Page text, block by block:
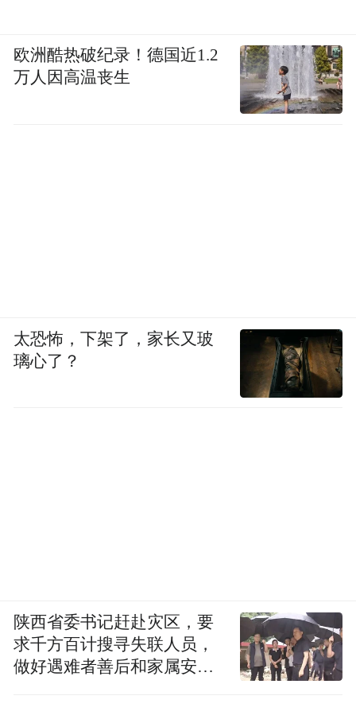
欧洲酷热破纪录！德国近1.2
万人因高温丧生
太恐怖，下架了，家长又玻
璃心了？
陕西省委书记赶赴灾区，要
求千方百计搜寻失联人员，
做好遇难者善后和家属安抚